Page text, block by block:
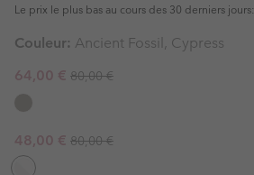
Le prix le plus bas au cours des 30 derniers jours:
Couleur: Ancient Fossil, Cypress
Sale price:
64,00 € Regular price:
80,00 €
Sale price:
48,00 € Regular price:
80,00 €